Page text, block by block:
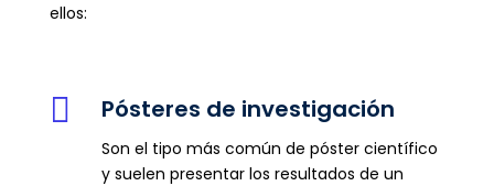
ellos:
 Pósteres de investigación
Son el tipo más común de póster científico
y suelen presentar los resultados de un